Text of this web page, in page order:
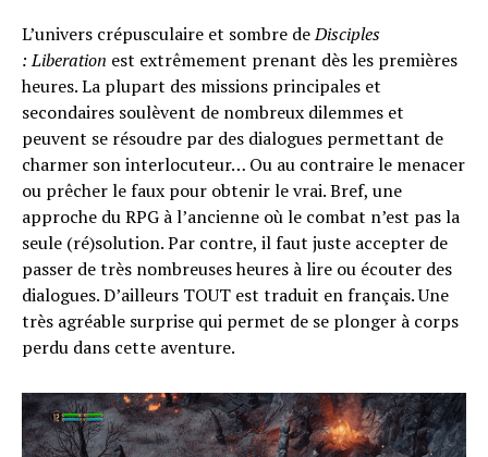
L’univers crépusculaire et sombre deDisciples
: Liberation est extrêmement prenant dès les premières
heures. La plupart des missions principales et
secondaires soulèvent de nombreux dilemmes et
peuvent se résoudre par des dialogues permettant de
charmer son interlocuteur… Ou au contraire le menacer
ou prêcher le faux pour obtenir le vrai. Bref, une
approche du RPG à l’ancienne où le combat n’est pas la
seule (ré)solution. Par contre, il faut juste accepter de
passer de très nombreuses heures à lire ou écouter des
dialogues. D’ailleurs TOUT est traduit en français. Une
très agréable surprise qui permet de se plonger à corps
perdu dans cette aventure.